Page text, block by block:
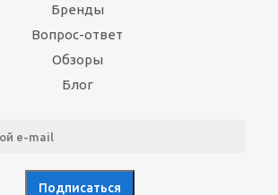
Бренды
Вопрос-ответ
Обзоры
Блог